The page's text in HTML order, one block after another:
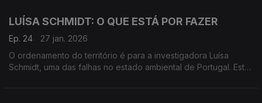
LUÍSA SCHMIDT: O QUE ESTÁ POR FAZER
Ep. 24
27 jan. 2026
O ordenamento do território é para a investigadora Luísa
Schmidt, uma das falhas no estado ambiental de Portugal. Esta